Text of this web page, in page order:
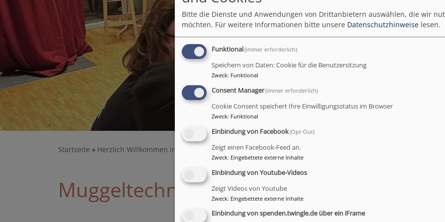
Startseite Herzlich Willkommen im Bunten Haus Team Muggeltechnik
Muggeltechnik
Bitte die Dienste und Anwendungen von Drittanbietern auswählen, die wir
möchten. Für weitere Informationen bitte unsere Datenschutzhinweise lesen.
Funktional(immer erforderlich)
Speichern von Daten: Cookie für die Benutzersitzung
Zweck: Funktional
Consent Manager(immer erforderlich)
Cookie Consent speichert Ihre Einwilligungsstatus im Browser
Zweck: Funktional
Einbindung von Facebook(Opt-Out)
Zeigt einen Facebook-Feed an.
Zweck: Eingebettete externe Inhalte
Einbindung von Youtube-Videos
Zeigt Videos von Youtube
Zweck: Eingebettete externe Inhalte
Einbindung von spenden.twingle.de über ein iFrame